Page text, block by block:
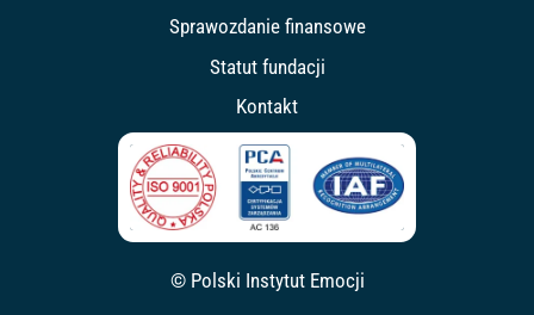
Sprawozdanie finansowe
Statut fundacji
Kontakt
© Polski Instytut Emocji